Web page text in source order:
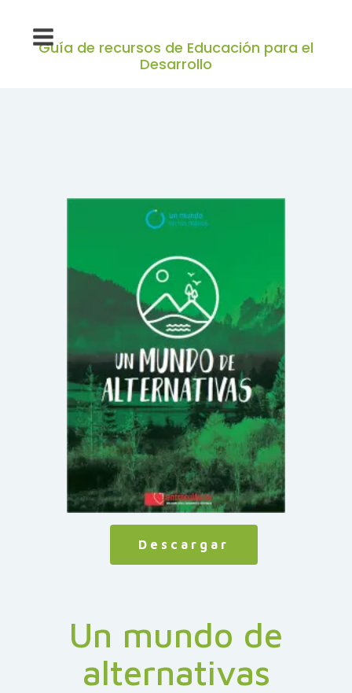
Guía de recursos de Educación para el
Desarrollo
Descargar
Un mundo de
alternativas